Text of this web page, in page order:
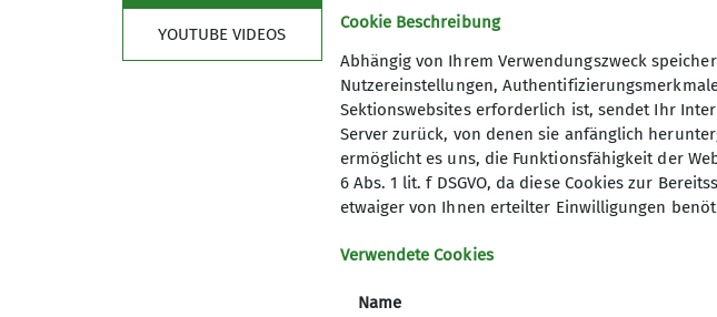
Die Länge der Wanderungen beträgt ca. 20 km. Die
Events werden mal mit, mal ohne anschließende
Natur- und/oder Kulturerlebnis oder die sportliche
YOUTUBE VIDEOS
Cookie Beschreibung
Abhängig von Ihrem Verwendungszweck
Nutzereinstellungen,
Sektionswebsites erforderlich ist, sendet Ihr
Server zurück, von denen sie anfänglich
ermöglicht es uns, die Funktionsfähigkeit der
6 Abs. 1 lit. f DSGVO, da diese Cookies zur
etwaiger von Ihnen erteilter Einwilligungen
Verwendete Cookies
Name